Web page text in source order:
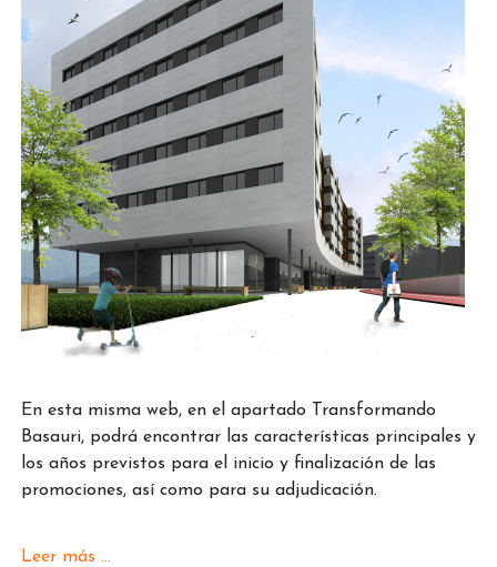
En esta misma web, en el apartado Transformando
Basauri, podrá encontrar las características principales y
los años previstos para el inicio y finalización de las
promociones, así como para su adjudicación.
Leer más ...